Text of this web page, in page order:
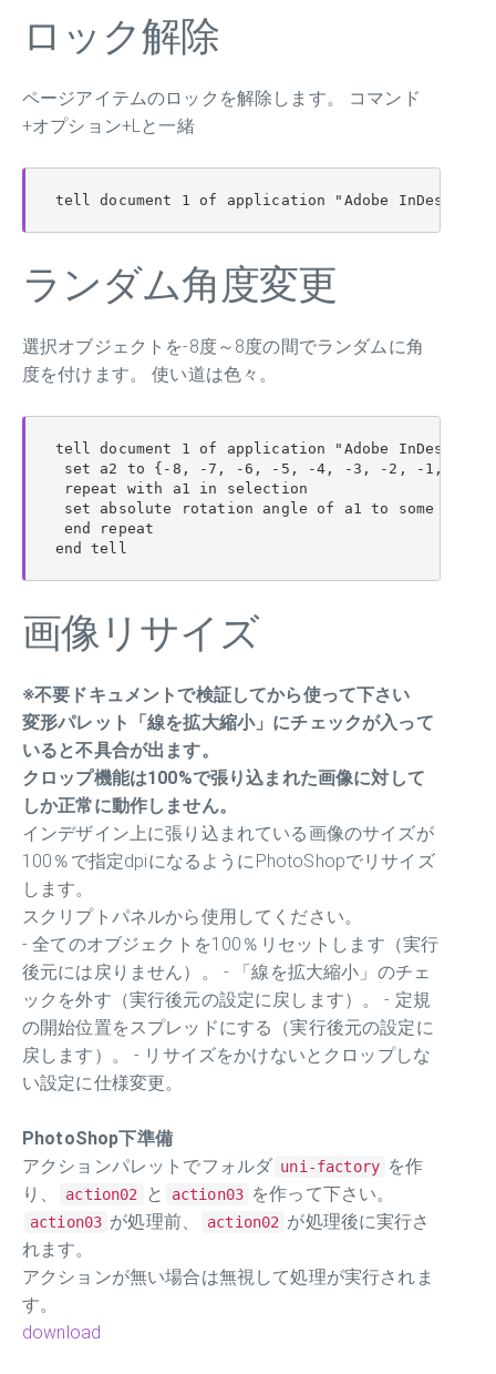
ロック解除
ページアイテムのロックを解除します。 コマンド
+オプション+Lと一緒
tell document 1 of application "Adobe InDesign
ランダム角度変更
選択オブジェクトを-8度～8度の間でランダムに角
度を付けます。 使い道は色々。
tell document 1 of application "Adobe InDesign
set a2 to {-8, -7, -6, -5, -4, -3, -2, -1, 1,
repeat with a1 in selection
set absolute rotation angle of a1 to some item
end repeat
end tell
画像リサイズ
※不要ドキュメントで検証してから使って下さい
変形パレット「線を拡大縮小」にチェックが入って
いると不具合が出ます。
クロップ機能は100%で張り込まれた画像に対して
しか正常に動作しません。
インデザイン上に張り込まれている画像のサイズが
100％で指定dpiになるようにPhotoShopでリサイズ
します。
スクリプトパネルから使用してください。
- 全てのオブジェクトを100％リセットします（実行
後元には戻りません）。 - 「線を拡大縮小」のチェ
ックを外す（実行後元の設定に戻します）。 - 定規
の開始位置をスプレッドにする（実行後元の設定に
戻します）。 - リサイズをかけないとクロップしな
い設定に仕様変更。
PhotoShop下準備
アクションパレットでフォルダ uni-factory を作
り、
action02 と action03 を作って下さい。
action03 が処理前、 action02 が処理後に実行さ
れます。
アクションが無い場合は無視して処理が実行されま
す。
download